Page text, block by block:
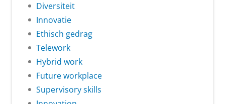
Diversiteit
Innovatie
Ethisch gedrag
Telework
Hybrid work
Future workplace
Supervisory skills